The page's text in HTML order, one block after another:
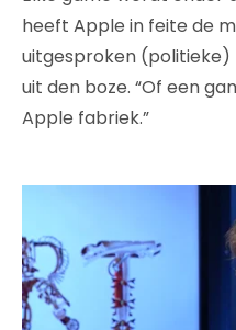
heeft Apple in feite de
uitgesproken (politieke)
uit den boze. “Of een
Apple fabriek.”